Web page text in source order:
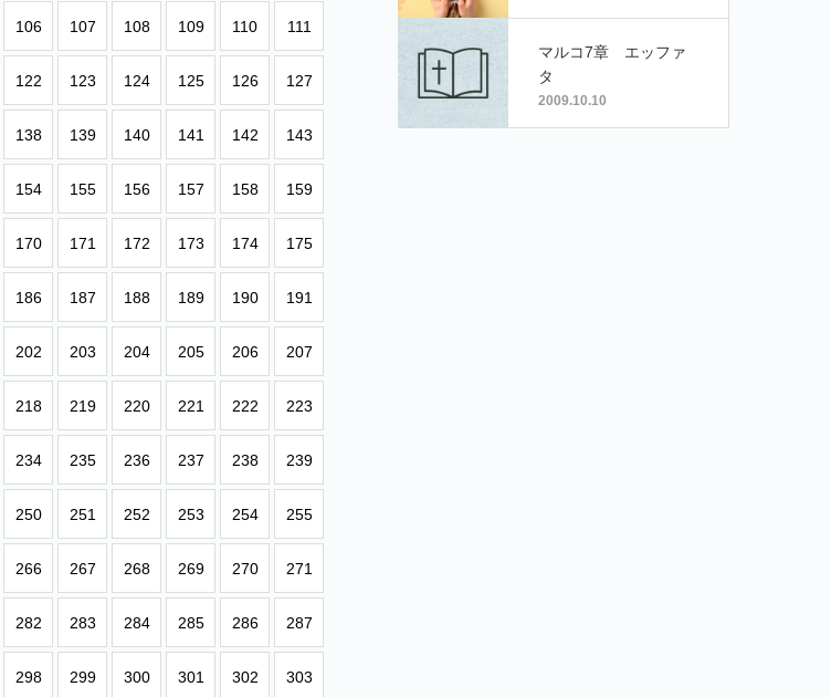
106 107 108 109 110 111
122 123 124 125 126 127
138 139 140 141 142 143
154 155 156 157 158 159
170 171 172 173 174 175
186 187 188 189 190 191
202 203 204 205 206 207
218 219 220 221 222 223
234 235 236 237 238 239
250 251 252 253 254 255
266 267 268 269 270 271
282 283 284 285 286 287
298 299 300 301 302 303
マルコ7章 エッファ
タ
2009.10.10